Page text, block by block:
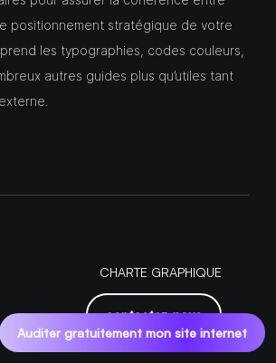
positionnement stratégique de votre
les typographies, codes couleurs,
autres guides plus qu’utiles tant
contactez-nous
CHARTE GRAPHIQUE
Auditer gratuitement mon site internet